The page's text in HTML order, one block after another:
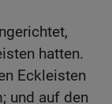
hatten.
Eckleisten
und auf den